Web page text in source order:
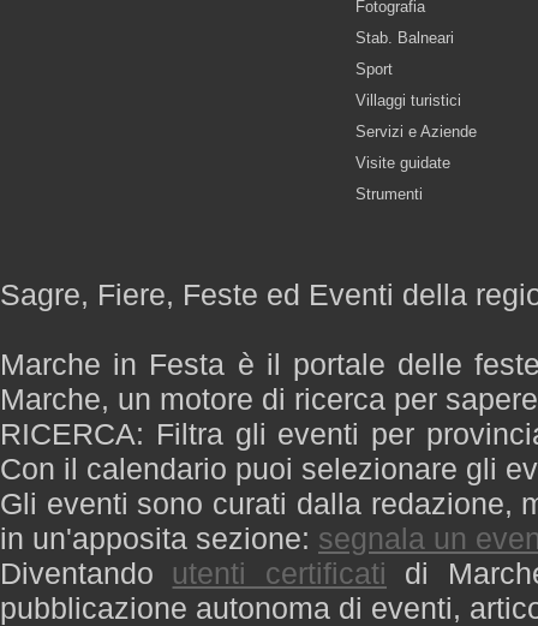
Fotografia
Stab. Balneari
Sport
Villaggi turistici
Servizi e Aziende
Visite guidate
Strumenti
Sagre, Fiere, Feste ed Eventi della
Marche in Festa è il portale delle
Marche, un motore di ricerca per
RICERCA: Filtra gli eventi per
Con il calendario puoi selezionare gli
Gli eventi sono curati dalla redazione,
in un'apposita sezione: segnala un
Diventando utenti certificati di
pubblicazione autonoma di eventi,